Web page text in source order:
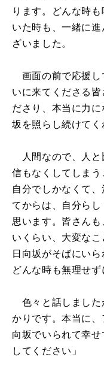
ります。どんな時
いた時も、一緒に
ざいました。
画面の前で応援し
いに来てくださる
ださり、本当に力
坂を照らし続けてく
人間なので、人と
信もなくしてしま
自分でしかなくて
てからは、自分ら
思います。皆さん
いくらい、大変なこ
日向坂がそばにい
どんな時も無理せず
色々と話しました
かりです。本当に
向坂でいられて幸
してください」